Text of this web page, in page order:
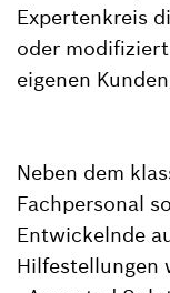
Expertenkreis
oder
eigenen
Neben dem
Fachpersonal
Entwickelnde
Hilfestellungen